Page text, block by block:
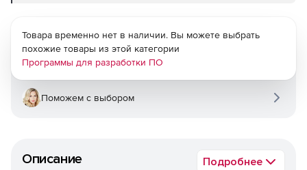
Описание Подробнее
Товара временно нет в наличии. Вы можете выбрать
похожие товары из этой категории
Программы для разработки ПО
Поможем с выбором